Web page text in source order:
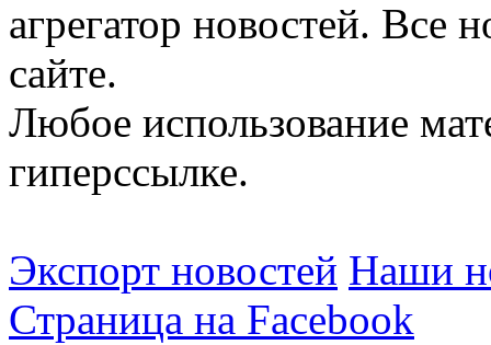
агрегатор новостей. Все
сайте.
Любое использование
гиперссылке.
Экспорт новостей Наши
Страница на Facebook